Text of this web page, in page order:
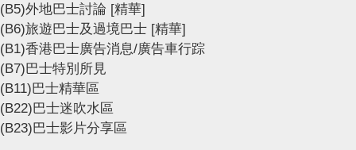
(B5)外地巴士討論 [精華]
(B6)旅遊巴士及過境巴士 [精華]
(B1)香港巴士廣告消息/廣告車行踪
(B7)巴士特別所見
(B11)巴士精華區
(B22)巴士迷吹水區
(B23)巴士影片分享區